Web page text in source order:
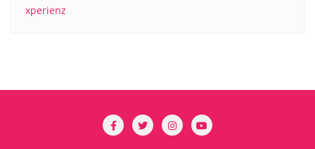
xperienz